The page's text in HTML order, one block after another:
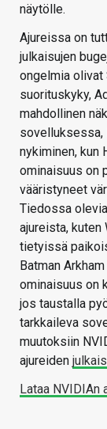
näytölle.
Ajureissa on
julkaisujen
ongelmia olivat
suorituskyky,
mahdollinen
sovelluksessa,
nykiminen, kun
ominaisuus on
vääristyneet
Tiedossa
ajureista,
tietyissä
Batman
ominaisuus on
jos taustalla
tarkkaileva
muutoksiin
ajureiden
Lataa NVIDIAn